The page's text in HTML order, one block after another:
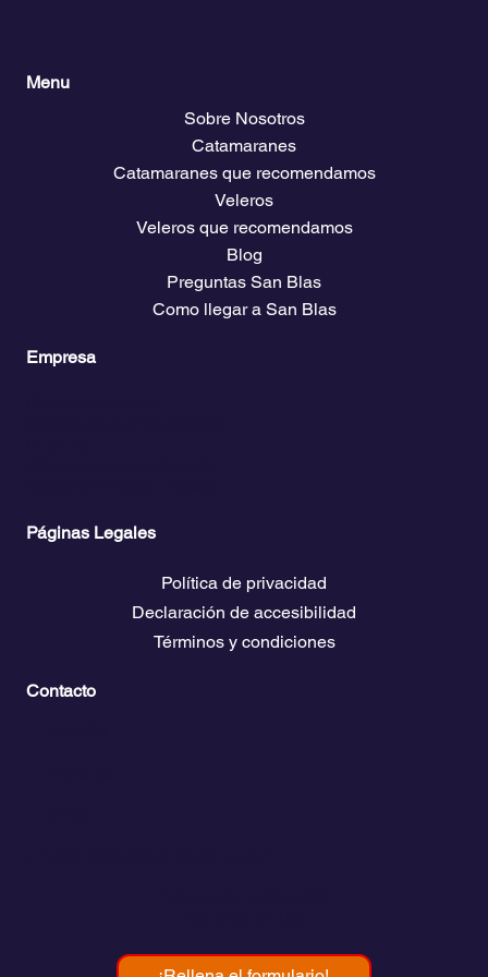
Menu
Sobre Nosotros
Catamaranes
Catamaranes que recomendamos
Veleros
Veleros que recomendamos
Blog
Preguntas San Blas
Como llegar a San Blas
Empresa
Páginas Legales
Política de privacidad
Declaración de accesibilidad
Términos y condiciones
Contacto